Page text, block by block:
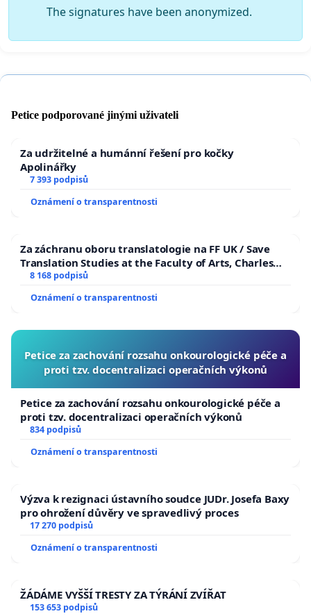
The signatures have been anonymized.
Petice podporované jinými uživateli
Za udržitelné a humánní řešení pro kočky
Apolinářky
7 393 podpisů
Oznámení o transparentnosti
Za záchranu oboru translatologie na FF UK / Save
Translation Studies at the Faculty of Arts, Charles
University
8 168 podpisů
Oznámení o transparentnosti
Petice za zachování rozsahu onkourologické péče a
proti tzv. docentralizaci operačních výkonů
Petice za zachování rozsahu onkourologické péče a
proti tzv. docentralizaci operačních výkonů
834 podpisů
Oznámení o transparentnosti
Výzva k rezignaci ústavního soudce JUDr. Josefa Baxy
pro ohrožení důvěry ve spravedlivý proces
17 270 podpisů
Oznámení o transparentnosti
ŽÁDÁME VYŠŠÍ TRESTY ZA TÝRÁNÍ ZVÍŘAT
153 653 podpisů